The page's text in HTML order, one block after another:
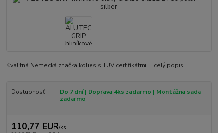
Kvalitná Nemecká značka kolies s TUV certifikátmi ... celý popis
Dostupnosť
Do 7 dní | Doprava 4ks zadarmo | Montážna sada
zadarmo
110,77 EUR/ks